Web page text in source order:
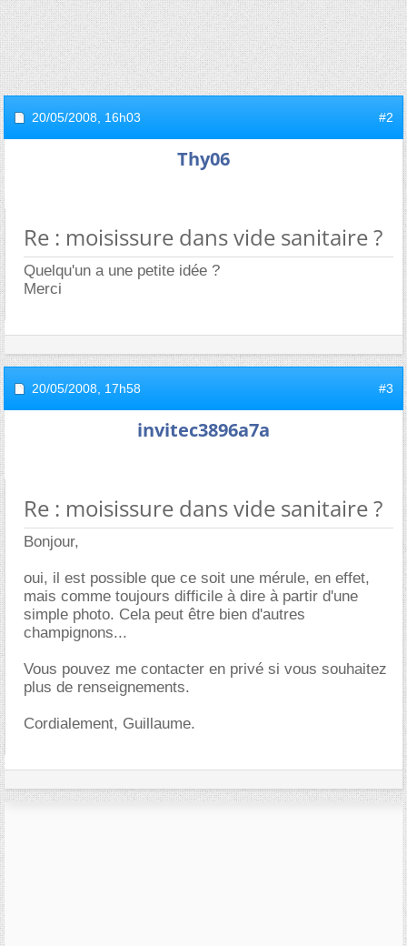
20/05/2008, 16h03 #2
Thy06
Re : moisissure dans vide sanitaire ?
Quelqu'un a une petite idée ?
Merci
20/05/2008, 17h58 #3
invitec3896a7a
Re : moisissure dans vide sanitaire ?
Bonjour,
oui, il est possible que ce soit une mérule, en effet,
mais comme toujours difficile à dire à partir d'une
simple photo. Cela peut être bien d'autres
champignons...
Vous pouvez me contacter en privé si vous souhaitez
plus de renseignements.
Cordialement, Guillaume.